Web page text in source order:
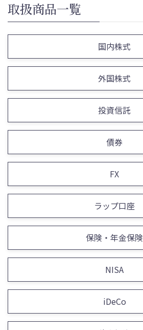
取扱商品一覧
国内株式
外国株式
投資信託
債券
FX
ラップ口座
保険・年金保険
NISA
iDeCo